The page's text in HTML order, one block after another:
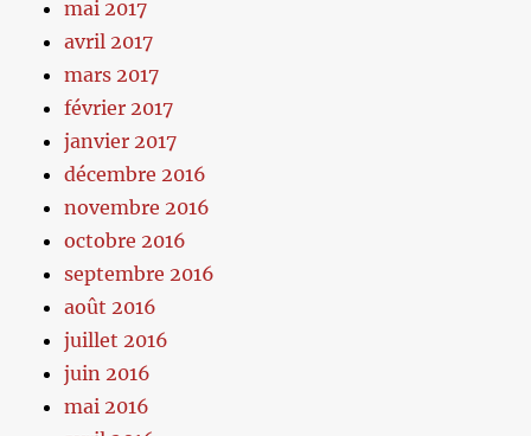
mai 2017
avril 2017
mars 2017
février 2017
janvier 2017
décembre 2016
novembre 2016
octobre 2016
septembre 2016
août 2016
juillet 2016
juin 2016
mai 2016